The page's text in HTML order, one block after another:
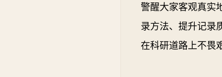
警醒大家客观真实
录方法、提升记录
在科研道路上不畏